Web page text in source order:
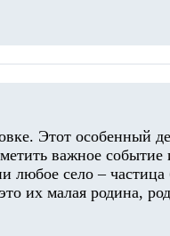
Этот особенный
важное событие
любое село –
их малая родина,